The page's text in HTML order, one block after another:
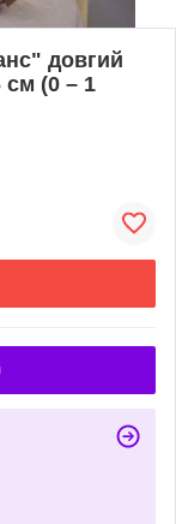
довгий
см (0 – 1